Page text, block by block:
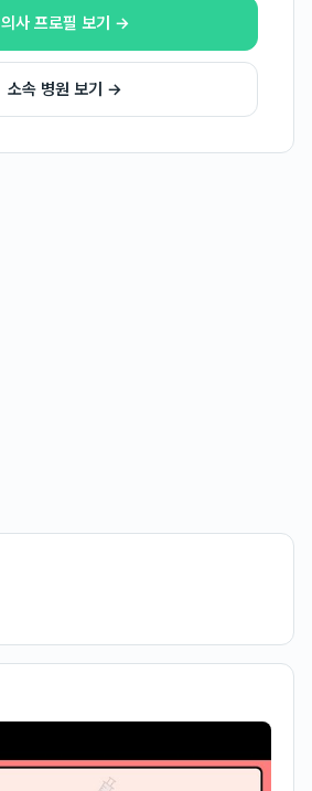
의사 프로필 보기 →
소속 병원 보기 →